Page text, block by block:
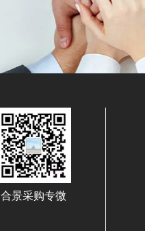
合景采购专微